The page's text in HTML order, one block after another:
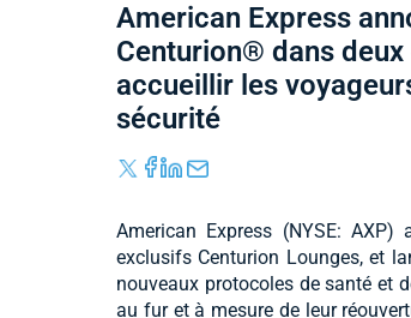
American Express
Centurion® dans
accueillir les
sécurité
American Express (NYSE:
exclusifs Centurion Lounges, et
nouveaux protocoles de santé et
au fur et à mesure de leur